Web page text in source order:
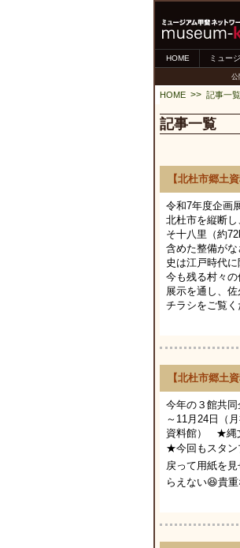
HOME ミュー
公
HOME >> 記事一覧
記事一覧
【北杜市郷土
令和7年度企画
北杜市を縦断
そ十八里（約
含めた整備が
史は江戸時代
今も残る村々
展示を通し、
チラシをご覧
【北杜市郷土
今年の３館共
～11月24日
資料館） ★縄
★今回もスタン
戻って用紙を
らえない😆貴